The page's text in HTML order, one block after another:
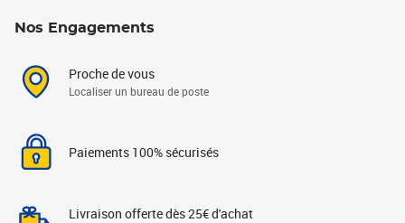
Nos Engagements
Proche de vous
Localiser un bureau de poste
Paiements 100% sécurisés
Livraison offerte dès 25€ d'achat